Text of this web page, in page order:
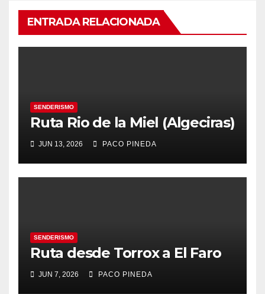
ENTRADA RELACIONADA
SENDERISMO
Ruta Rio de la Miel (Algeciras)
JUN 13, 2026 PACO PINEDA
SENDERISMO
Ruta desde Torrox a El Faro
JUN 7, 2026 PACO PINEDA